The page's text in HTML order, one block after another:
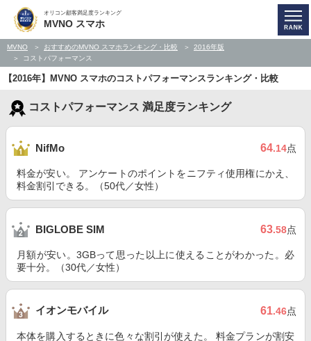
オリコン顧客満足度ランキング
MVNO スマホ
MVNO おすすめのMVNO スマホランキング・比較
2016年版
コストパフォーマンス
【2016年】MVNO スマホのコストパフォーマンスランキング・比較
コストパフォーマンス 満足度ランキング
NifMo 64.14点
料金が安い。 アンケートのポイントをニフティ使用権にかえ、
料金割引できる。（50代／女性）
BIGLOBE SIM 63.58点
月額が安い。3GBって思った以上に使えることがわかった。必
要十分。（30代／女性）
イオンモバイル 61.46点
本体を購入するときに色々な割引が使えた。 料金プランが割安